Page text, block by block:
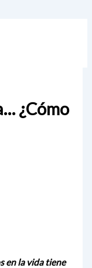
¿Cómo
en la vida tiene